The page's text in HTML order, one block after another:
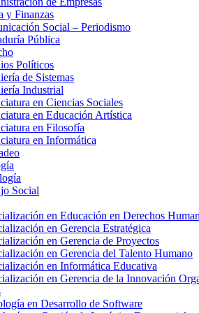
y Finanzas
Social – Periodismo
Pública
Políticos
de Sistemas
Industrial
en Ciencias Sociales
en Educación Artística
en Filosofía
en Informática
Social
en Educación en Derechos
en Gerencia Estratégica
en Gerencia de Proyectos
en Gerencia del Talento Humano
en Informática Educativa
en Gerencia de la Innovación
en Desarrollo de Software